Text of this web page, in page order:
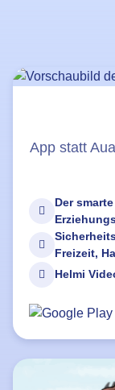
App statt
Der
Freizeit,
Helmi